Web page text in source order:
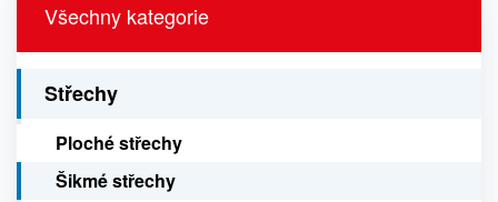
Všechny kategorie
Střechy
Ploché střechy
Šikmé střechy